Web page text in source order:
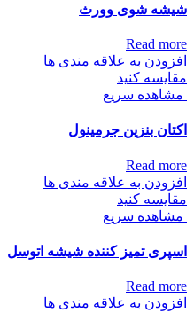
شیشه شوی وورث
Read more
افزودن به علاقه مندی ها
مقایسه کنید
مشاهده سریع
اکتان بنزین جرمینول
Read more
افزودن به علاقه مندی ها
مقایسه کنید
مشاهده سریع
اسپری تمیز کننده شیشه اتوسل
Read more
افزودن به علاقه مندی ها